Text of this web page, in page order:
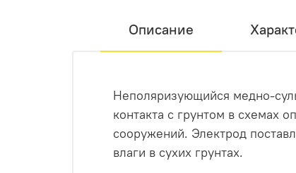
Описание
Неполяризующийся медно-
контакта с грунтом в схемах
сооружений. Электрод
влаги в сухих грунтах.